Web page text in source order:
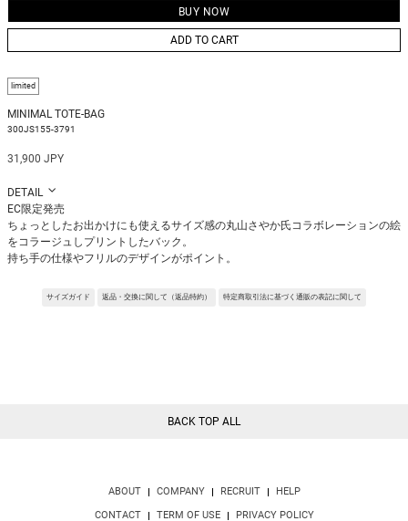
ADD TO CART
limited
MINIMAL TOTE-BAG
300JS155-3791
31,900 JPY
DETAIL
EC限定発売
ちょっとしたお出かけにも使えるサイズ感の丸山さやか氏コラボレーションの絵
をコラージュしプリントしたバック。
持ち手の仕様やフリルのデザインがポイント。
※21SS同型素材違い※サンプルを使用して撮影しております。実際の商品と仕
サイズガイド 返品・交換に関して（返品特約） 特定商取引法に基づく通販の表記に関して
BACK TOP ALL
ABOUT COMPANY RECRUIT
HELP
CONTACT
TERM OF USE PRIVACY POLICY